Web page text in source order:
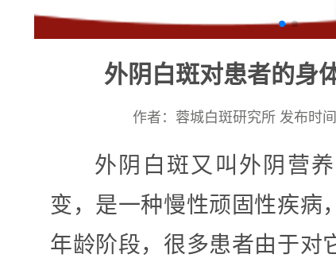
外阴白斑对患者的身
作者：蓉城白斑研究所 发布时
外阴白斑又叫外阴营
变，是一种慢性顽固性疾病
年龄阶段，很多患者由于对